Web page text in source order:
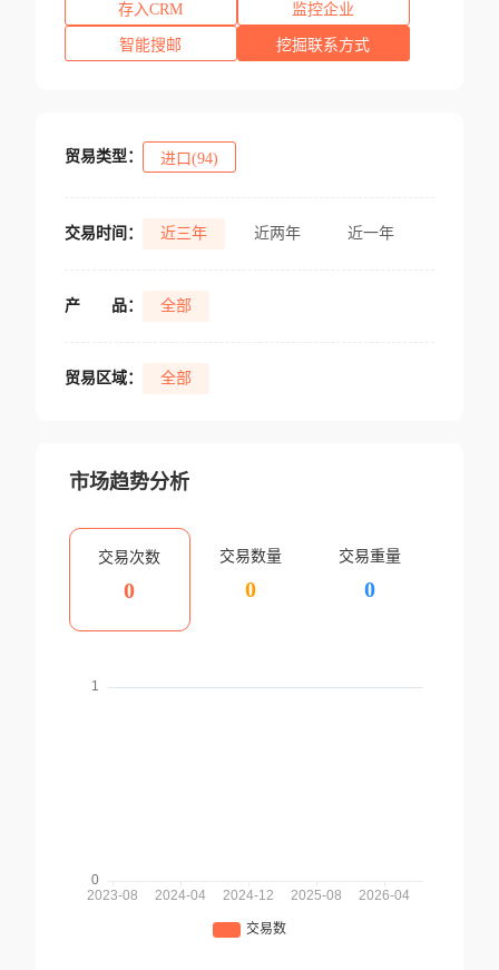
存入CRM 监控企业
智能搜邮 挖掘联系方式
贸易类型： 进口(94)
交易时间： 近三年 近两年 近一年
产 品： 全部
贸易区域： 全部
市场趋势分析
交易次数
0
交易数量
0
交易重量
0